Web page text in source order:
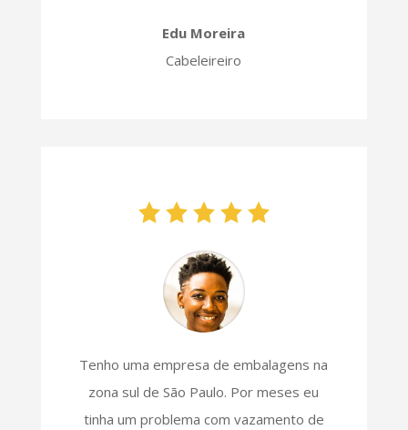
Edu Moreira
Cabeleireiro
Tenho uma empresa de embalagens na
zona sul de São Paulo. Por meses eu
tinha um problema com vazamento de